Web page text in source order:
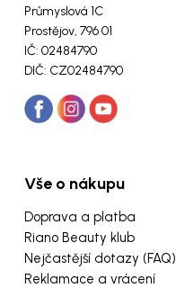
Průmyslová 1C
Prostějov, 796 01
IČ: 02484790
DIČ: CZ02484790
Vše o nákupu
Doprava a platba
Riano Beauty klub
Nejčastější dotazy (FAQ)
Reklamace a vrácení